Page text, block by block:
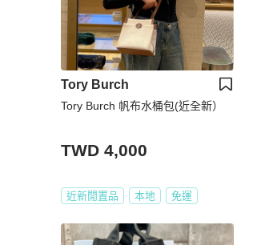
Tory Burch
Tory Burch 帆布水桶包(近全新）
TWD 4,000
近新閒置品 本地 免運